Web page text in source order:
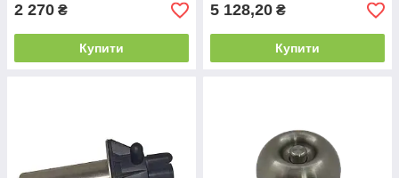
2 270 ₴
Купити
5 128,20 ₴
Купити